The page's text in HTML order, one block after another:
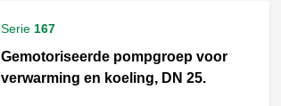
Serie 167
Gemotoriseerde pompgroep voor
verwarming en koeling, DN 25.